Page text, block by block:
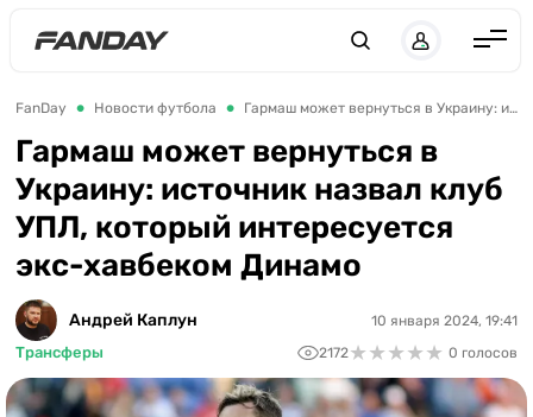
Англия
Испания
Германия
Италия
Франция
Украина
ЛЧ
ЛЕ
FanDay Новости футбола Гармаш может вернуться в Украину: источник назвал клуб УПЛ, который интересуется экс-хавбеком Динамо
Гармаш может вернуться в
Украину: источник назвал клуб
УПЛ, который интересуется
экс-хавбеком Динамо
Андрей Каплун
Трансферы
10 января 2024, 19:41
2172★★★★★
★★★★★ 0 голосов